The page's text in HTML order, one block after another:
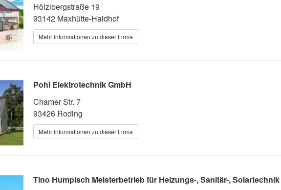
Hölzlbergstraße 19
93142 Maxhütte-Haidhof
Mehr Informationen zu dieser Firma
Pohl Elektrotechnik GmbH
Chamer Str. 7
93426 Roding
Mehr Informationen zu dieser Firma
Tino Humpisch Meisterbetrieb für Heizungs-, Sanitär-, Solartechnik